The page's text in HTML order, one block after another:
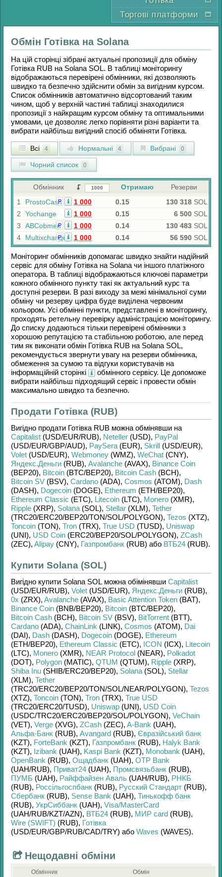
Торгові платформи
Обмін Готівкана Solana
На цій сторінці зібрані актуальні пропозиції для обміну
Готівка RUB на Solana SOL. В таблиці моніторингу
відображаються перевірені обмінники, які дозволяють
швидко та безпечно здійснити обмін за вигідним курсом.
Список обмінників автоматично відсортований таким
чином, щоб у верхній частині таблиці знаходилися
пропозиції з найкращим курсом обміну та оптимальними
умовами, це дозволяє легко порівняти різні варіанти та
вибрати найбільш вигідний спосіб обміняти Готівка.
Всі 4 Нормальні 4 Вибрані 0
Чорний список 0
Обмінник Отримаю
Резерви
1
ProstoCash
Р 1 000 0.15 130 318 SOL
2
Yochange 1 000 0.15 6 500 SOL
3
ABCobmen
Р 1 000 0.14 130 483 SOL
4
Multixchange
Р 1 000 0.14 56 590 SOL
Моніторинг обмінників допомагає швидко знайти надійний
сервіс для обміну Готівка на Solana чи іншого платіжного
оператора. В таблиці відображаються ключові параметри
кожного обмінного пункту такі як актуальний курс та
доступні резерви. В разі виходу за межі мінімальної суми
обміну чи резерву цифра буде виділена червоним
кольором. Усі обмінні пункти, представлені в моніторингу,
проходять ретельну перевірку адміністрацією моніторингу.
До списку додаються тільки перевірені обмінники з
хорошою репутацією та стабільною роботою, але перед
тим як виконати обмін Готівка RUB на Solana SOL,
рекомендується звернути увагу на резерви обмінника,
обмеження за сумою та відгуки користувачів на
інформаційній сторінкі
обмінного сервісу. Це допоможе
вибрати найбільш підходящий сервіс і провести обмін
максимально швидко та безпечно.
Продати Готівка (RUB)
Вигідно продати Готівка RUB можна обмінявши на
Capitalist (USD/EUR/RUB), Neteller (USD), PayPal
(USD/EUR/GBP/AUD), PaySera (EUR), Skrill (USD/EUR),
Volet (USD/EUR), Webmoney (WMZ), WeChat (CNY),
Яндекс.Деньги (RUB), Avalanche (AVAX), Binance Coin
(BEP20), Bitcoin (BTC/BEP20), Bitcoin Cash (BCH),
Bitcoin SV (BSV), Cardano (ADA), Cosmos (ATOM), Dash
(DASH), Dogecoin (DOGE), Ethereum (ETH/BEP20),
Ethereum Classic (ETC), Litecoin (LTC), Monero (XMR),
Ripple (XRP), Solana (SOL), Stellar (XLM), Tether
(TRC20/ERC20/BEP20/TON/SOL/POLYGON), Tezos (XTZ),
Toncoin (TON), Tron (TRX), True USD (TUSD), Uniswap
(UNI), USD Coin (ERC20/BEP20/SOL/POLYGON), ZCash
(ZEC), Alipay (CNY), Газпромбанк (RUB) або ВТБ24 (RUB).
Купити Solana (SOL)
Вигідно купити Solana SOL можна обімінявши Capitalist
(USD/EUR/RUB), Volet (USD/EUR), Яндекс.Деньги (RUB),
0x (ZRX), Avalanche (AVAX), Basic Attention Token (BAT),
Binance Coin (BNB/BEP20), Bitcoin (BTC/BEP20),
Bitcoin Cash (BCH), Bitcoin SV (BSV), BitTorrent (BTT),
Cardano (ADA), ChainLink (LINK), Cosmos (ATOM), Dai
(DAI), Dash (DASH), Dogecoin (DOGE), Ethereum
(ETH/BEP20), Ethereum Classic (ETC), ICON (ICX), Litecoin
(LTC), Monero (XMR), NEAR Protocol (NEAR), Polkadot
(DOT), Polygon (MATIC), QTUM (QTUM), Ripple (XRP),
Shiba Inu (SHIB/ERC20/BEP20), Solana (SOL), Stellar
(XLM), Tether
(TRC20/ERC20/BEP20/TON/SOL/NEAR/POLYGON), Tezos
(XTZ), Toncoin (TON), Tron (TRX), True USD
(TRC20/ERC20/TUSD), Uniswap (UNI), USD Coin
(USDC/TRC20/ERC20/BEP20/SOL/POLYGON), VeChain
(VET), Verge (XVG), ZCash (ZEC), A-Bank (UAH),
Альфа-Банк (RUB), Avangard (RUB), Євразійський банк
(KZT), ForteBank (KZT), Газпромбанк (RUB), Halyk Bank
(KZT), Izibank (UAH), Kaspi Bank (KZT), Monobank (UAH),
OpenBank (RUB), Ощадбанк (UAH), OTP Bank
(UAH/RUB), Приват24 (UAH), Промсвязьбанк (RUB),
ПУМБ (UAH), Райффайзен Аваль (UAH/RUB), РНКБ
(RUB), Россільгоспбанк (RUB), Русский Стандарт (RUB),
Сбербанк (RUB), Sense Bank (UAH), Тинькофф банк
(RUB), УкрСиббанк (UAH), Visa/MasterCard
(UAH/RUB/KZT/AZN), ВТБ24 (RUB), МИР card (RUB),
Wire (SWIFT) (RUB), Готівка
(USD/EUR/GBP/RUB/CAD/TRY) або Waves (WAVES).
Нещодавні обміни
Обмінник Обмін